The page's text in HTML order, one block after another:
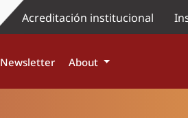
Acreditación institucional
Newsletter About